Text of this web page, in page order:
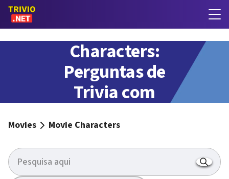
Movie
Characters:
Perguntas de
Trivia com
Movies Movie Characters